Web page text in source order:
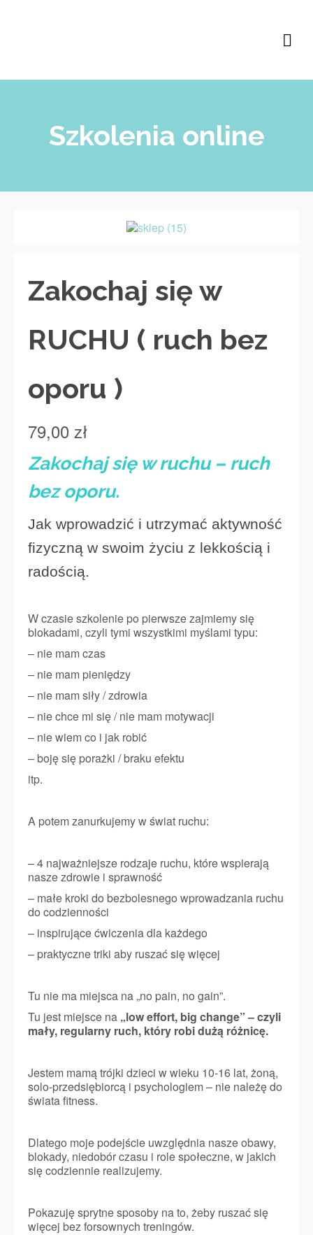
Szkolenia online
Zakochaj się w
RUCHU ( ruch bez
oporu )
79,00 zł
Zakochaj się w ruchu – ruch
bez oporu.
Jak wprowadzić i utrzymać aktywność
fizyczną w swoim życiu z lekkością i
radością.
W czasie szkolenie po pierwsze zajmiemy się
blokadami, czyli tymi wszystkimi myślami typu:
– nie mam czas
– nie mam pieniędzy
– nie mam siły / zdrowia
– nie chce mi się / nie mam motywacji
– nie wiem co i jak robić
– boję się porażki / braku efektu
itp.
A potem zanurkujemy w świat ruchu:
– 4 najważniejsze rodzaje ruchu, które wspierają
nasze zdrowie i sprawność
– małe kroki do bezbolesnego wprowadzania ruchu
do codzienności
– inspirujące ćwiczenia dla każdego
– praktyczne triki aby ruszać się więcej
Tu nie ma miejsca na „no pain, no gain”.
Tu jest miejsce na „low effort, big change” – czyli
mały, regularny ruch, który robi dużą różnicę.
Jestem mamą trójki dzieci w wieku 10-16 lat, żoną,
solo-przedsiębiorcą i psychologiem – nie należę do
świata fitness.
Dlatego moje podejście uwzględnia nasze obawy,
blokady, niedobór czasu i role społeczne, w jakich
się codziennie realizujemy.
Pokazuję sprytne sposoby na to, żeby ruszać się
więcej bez forsownych treningów.